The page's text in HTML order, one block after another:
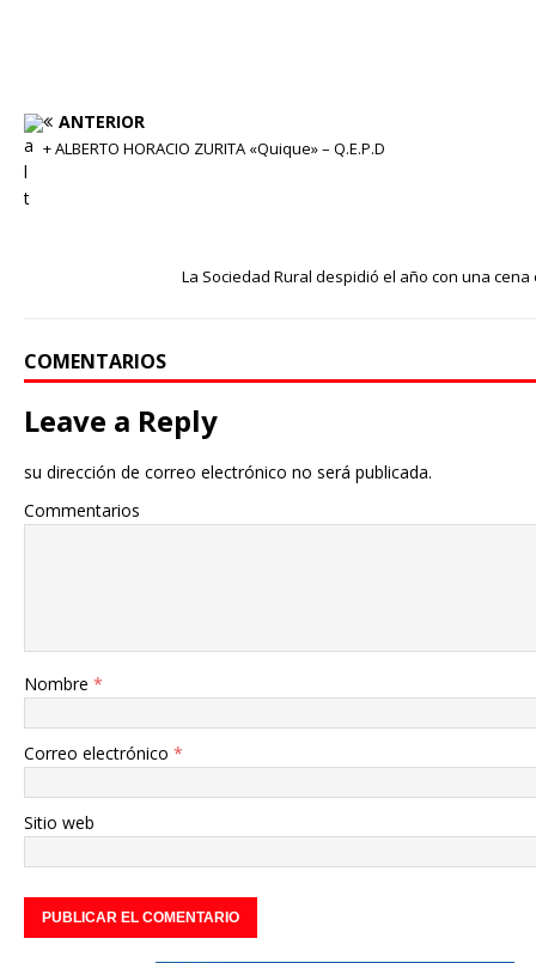
ANTERIOR
+ ALBERTO HORACIO ZURITA «Quique» – Q.E.P.D
La Sociedad Rural despidió el año con una
COMENTARIOS
Leave a Reply
su dirección de correo electrónico no será publicada.
Commentarios
Nombre *
Correo electrónico *
Sitio web